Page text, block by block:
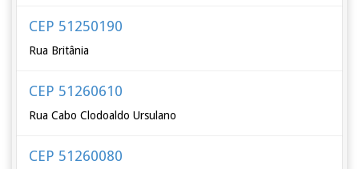
CEP 51250190
Rua Britânia
CEP 51260610
Rua Cabo Clodoaldo Ursulano
CEP 51260080